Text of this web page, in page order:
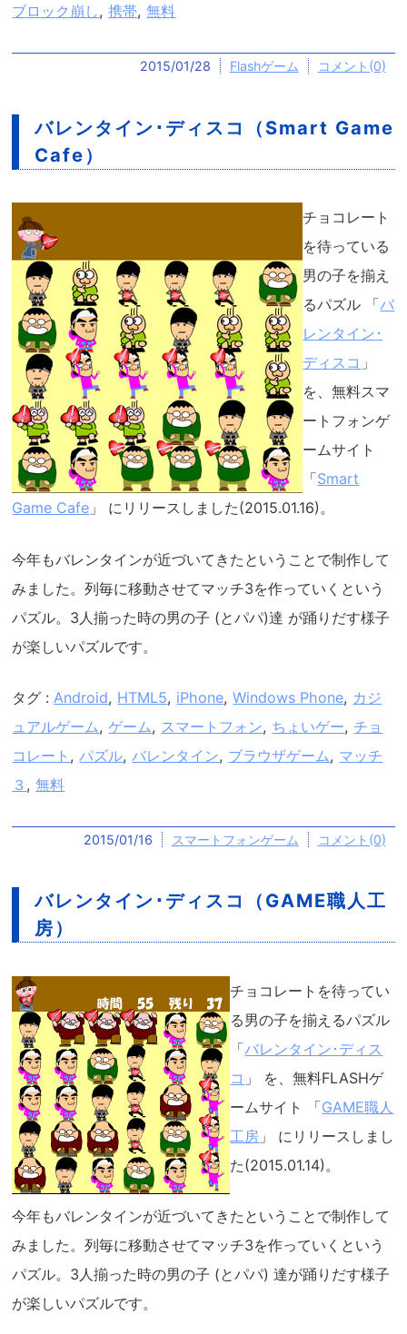
ブロック崩し,携帯,無料
2015/01/28 Flashゲーム コメント(0)
バレンタイン･ディスコ（Smart Game
Cafe）
チョコレート
を待っている
男の子を揃え
るパズル 「バ
レンタイン･
ディスコ 」
を、無料スマ
ートフォンゲ
ームサイト
「Smart
Game Cafe 」 にリリースしました(2015.01.16)。
今年もバレンタインが近づいてきたということで制作して
みました。列毎に移動させてマッチ3を作っていくという
パズル。3人揃った時の男の子 (とパパ)達 が踊りだす様子
が楽しいパズルです。
タグ : Android, HTML5, iPhone,Windows Phone, カジ
ュアルゲーム,ゲーム, スマートフォン, ちょいゲー, チョ
コレート ,パズル,バレンタイン, ブラウザゲーム, マッチ
３ ,無料
2015/01/16 スマートフォンゲーム コメント(0)
バレンタイン･ディスコ（GAME職人工
房）
チョコレートを待ってい
る男の子を揃えるパズル
「バレンタイン･ディス
コ 」 を、無料FLASHゲ
ームサイト 「GAME職人
工房 」 にリリースしまし
た(2015.01.14)。
今年もバレンタインが近づいてきたということで制作して
みました。列毎に移動させてマッチ3を作っていくという
パズル。3人揃った時の男の子 (とパパ) 達が踊りだす様子
が楽しいパズルです。